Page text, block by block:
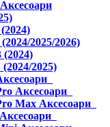
2025/2026)
(2024)
2025)
Аксесоари
Max Аксесоари